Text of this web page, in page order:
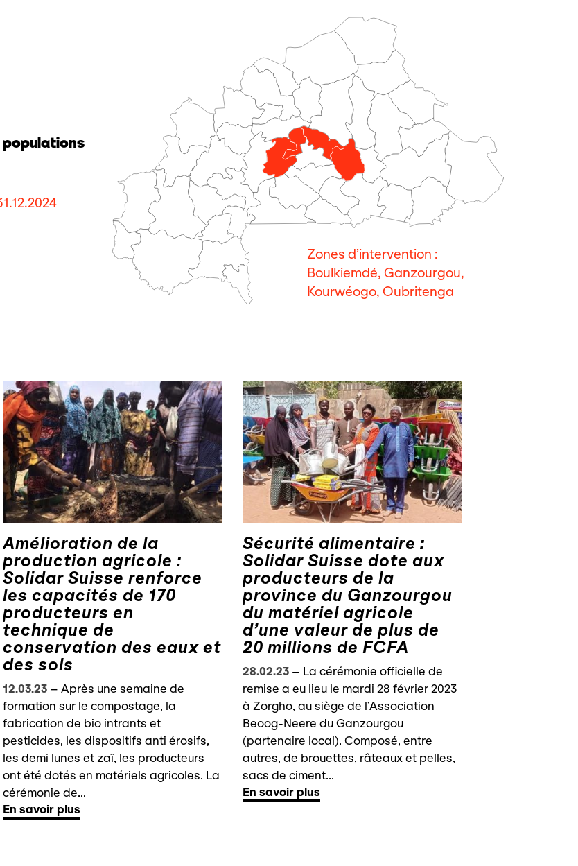
populations
Zones d’intervention :
Boulkiemdé, Ganzourgou,
Kourwéogo, Oubritenga
Amélioration de la
production agricole :
Solidar Suisse renforce
les capacités de 170
producteurs en
technique de
conservation des eaux et
des sols
12.03.23– Après une semaine de
formation sur le compostage, la
fabrication de bio intrants et
pesticides, les dispositifs anti érosifs,
les demi lunes et zaï, les producteurs
ont été dotés en matériels agricoles. La
cérémonie de...
En savoir plus
Sécurité alimentaire :
Solidar Suisse dote aux
producteurs de la
province du Ganzourgou
du matériel agricole
d’une valeur de plus de
20 millions de FCFA
28.02.23 – La cérémonie officielle de
remise a eu lieu le mardi 28 février 2023
à Zorgho, au siège de l’Association
Beoog-Neere du Ganzourgou
(partenaire local). Composé, entre
autres, de brouettes, râteaux et pelles,
sacs de ciment...
En savoir plus